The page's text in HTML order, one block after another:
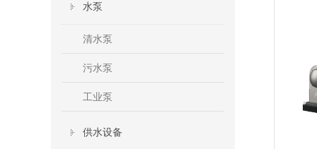
水泵
清水泵
污水泵
工业泵
供水设备